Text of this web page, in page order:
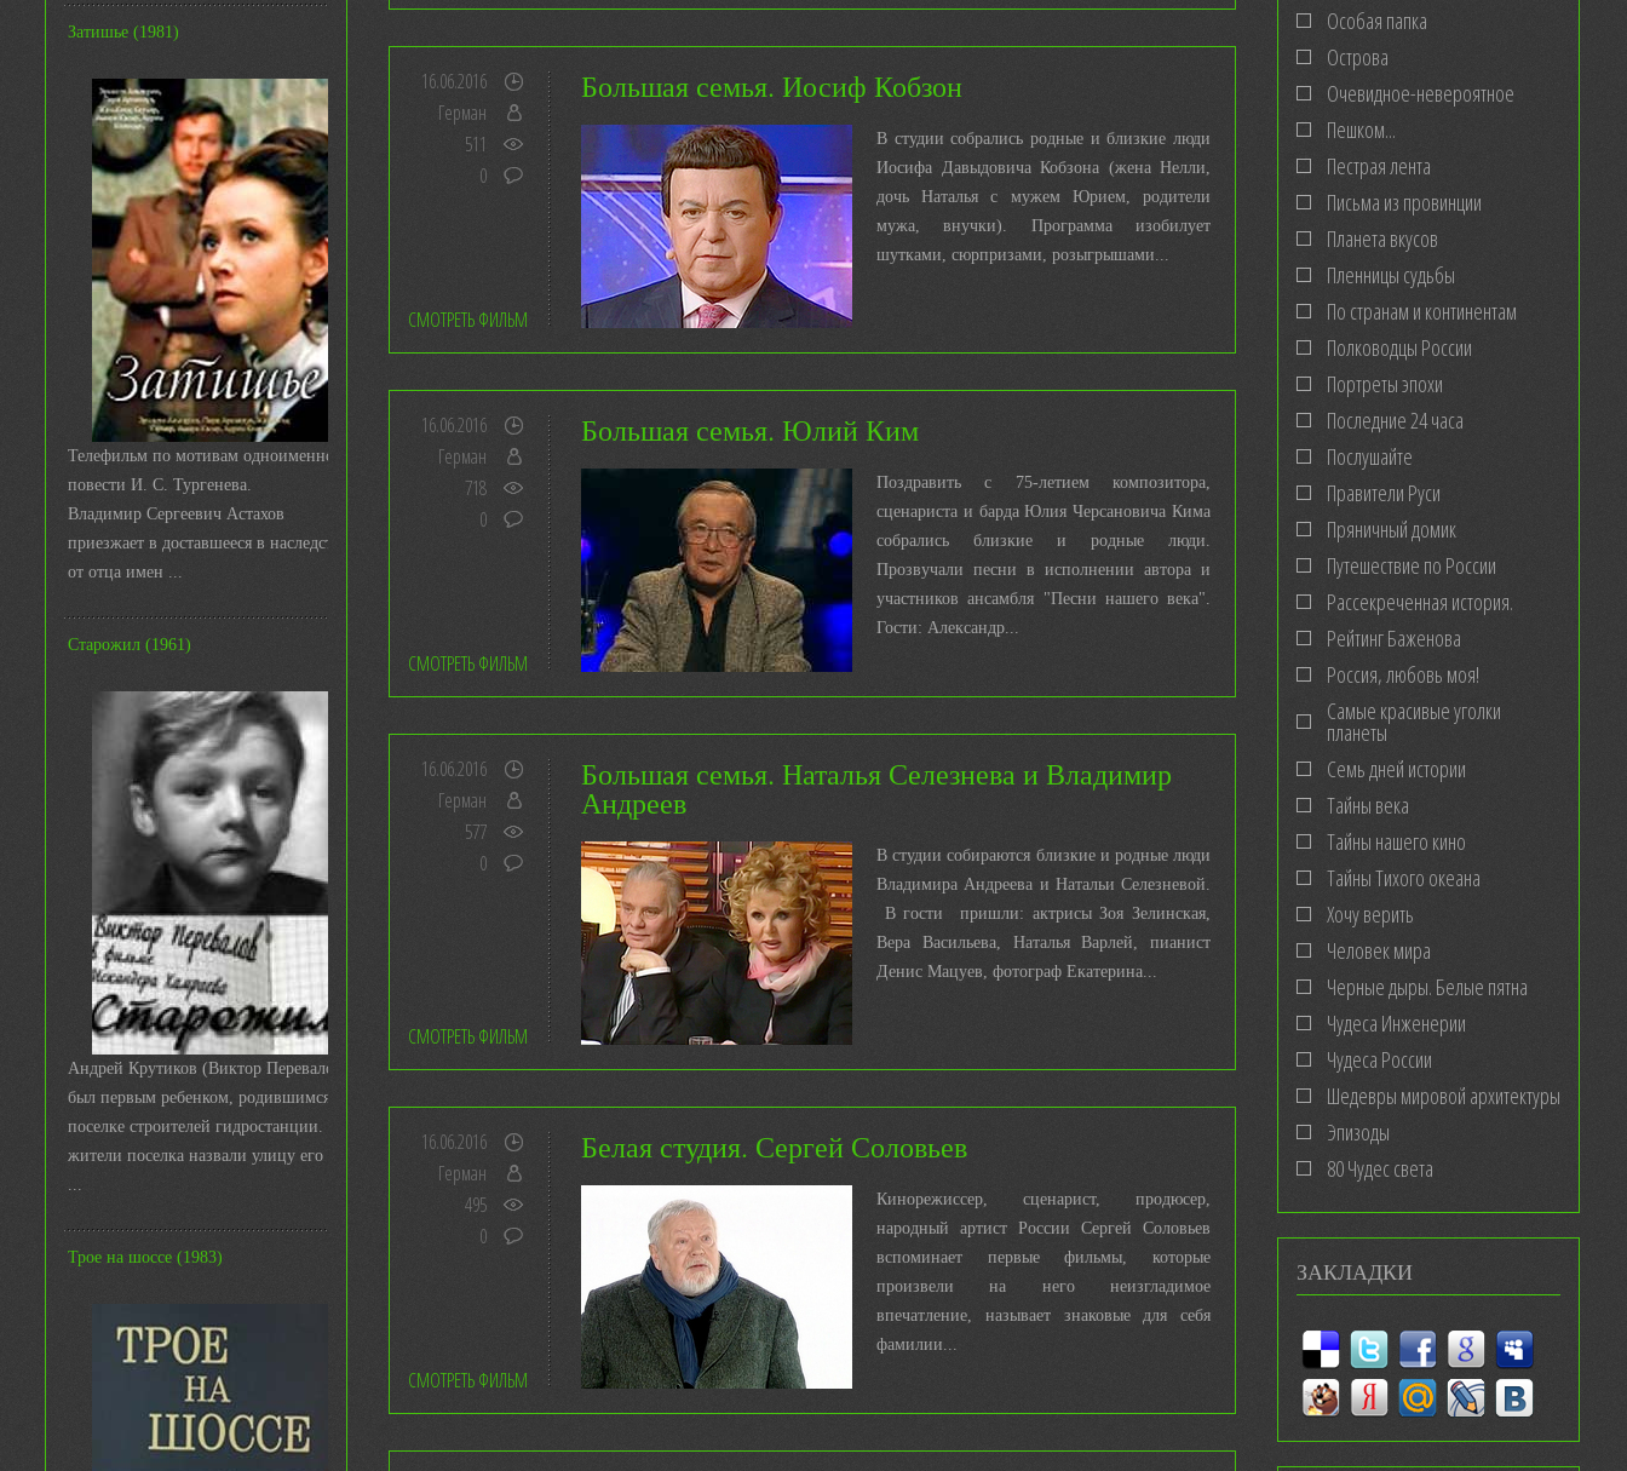
Затишье (1981)
Телефильм по мотивам одноименной
повести И. С. Тургенева.
Владимир Сергеевич Астахов
приезжает в доставшееся в наследство
от отца имен ...
Старожил (1961)
Андрей Крутиков (Виктор Перевалов)
был первым ребенком, родившимся в
поселке строителей гидростанции. И
жители поселка назвали улицу его име
...
Трое на шоссе (1983)
Большая семья. Иосиф Кобзон
В студии собрались родные и близкие люди
Иосифа Давыдовича Кобзона (жена Нелли,
дочь Наталья с мужем Юрием, родители
мужа, внучки). Программа изобилует
шутками, сюрпризами, розыгрышами...
16.06.2016
Герман
511
0
СМОТРЕТЬ ФИЛЬМ
Большая семья. Юлий Ким
Поздравить с 75-летием композитора,
сценариста и барда Юлия Черсановича Кима
собрались близкие и родные люди.
Прозвучали песни в исполнении автора и
участников ансамбля "Песни нашего века".
Гости: Александр...
16.06.2016
Герман
718
0
СМОТРЕТЬ ФИЛЬМ
Большая семья. Наталья Селезнева и Владимир
Андреев
В студии собираются близкие и родные люди
Владимира Андреева и Натальи Селезневой.
В гости пришли: актрисы Зоя Зелинская,
Вера Васильева, Наталья Варлей, пианист
Денис Мацуев, фотограф Екатерина...
16.06.2016
Герман
577
0
СМОТРЕТЬ ФИЛЬМ
Белая студия. Сергей Соловьев
Кинорежиссер, сценарист, продюсер,
народный артист России Сергей Соловьев
вспоминает первые фильмы, которые
произвели на него неизгладимое
впечатление, называет знаковые для себя
фамилии...
16.06.2016
Герман
495
0
СМОТРЕТЬ ФИЛЬМ
Особая папка
Острова
Очевидное-невероятное
Пешком...
Пестрая лента
Письма из провинции
Планета вкусов
Пленницы судьбы
По странам и континентам
Полководцы России
Портреты эпохи
Последние 24 часа
Послушайте
Правители Руси
Пряничный домик
Путешествие по России
Рассекреченная история.
Рейтинг Баженова
Россия, любовь моя!
Самые красивые уголки
планеты
Семь дней истории
Тайны века
Тайны нашего кино
Тайны Тихого океана
Хочу верить
Человек мира
Черные дыры. Белые пятна
Чудеса Инженерии
Чудеса России
Шедевры мировой архитектуры
Эпизоды
80 Чудес света
ЗАКЛАДКИ